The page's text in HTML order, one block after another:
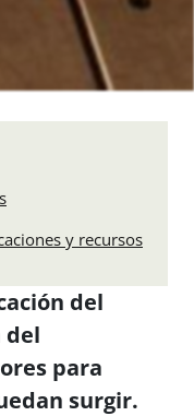
y recursos
del
del
para
surgir.